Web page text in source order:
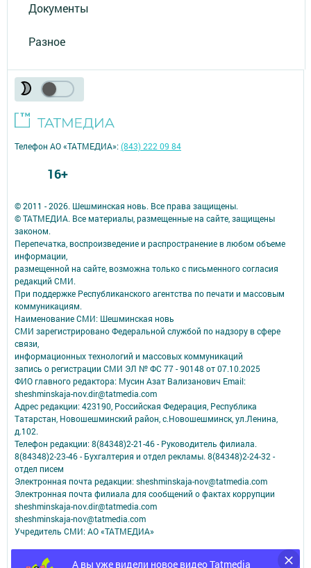
Документы
Разное
А вы уже видели новое видео Tatmedia
© 2011 - 2026. Шешминская новь. Все права защищены.
© ТАТМЕДИА. Все материалы, размещенные на сайте, защищены
законом.
Перепечатка, воспроизведение и распространение в любом объеме
информации,
размещенной на сайте, возможна только с письменного согласия
редакций СМИ.
При поддержке Республиканского агентства по печати и массовым
коммуникациям.
Наименование СМИ: Шешминская новь
СМИ зарегистрировано Федеральной службой по надзору в сфере
связи,
информационных технологий и массовых коммуникаций
запись о регистрации СМИ ЭЛ № ФС 77 - 90148 от 07.10.2025
ФИО главного редактора: Мусин Азат Вализанович Email:
sheshminskaja-nov.dir@tatmedia.com
Адрес редакции: 423190, Российская Федерация, Республика
Татарстан, Новошешминский район, с.Новошешминск, ул.Ленина,
д.102.
Телефон редакции: 8(84348)2-21-46 - Руководитель филиала.
8(84348)2-23-46 - Бухгалтерия и отдел рекламы. 8(84348)2-24-32 -
отдел писем
Электронная почта редакции: sheshminskaja-nov@tatmedia.com
Электронная почта филиала для сообщений о фактах коррупции
sheshminskaja-nov.dir@tatmedia.com
sheshminskaja-nov@tatmedia.com
Учредитель СМИ: АО «ТАТМЕДИА»
Антикоррупционная политика
Телефон АО «ТАТМЕДИА»:(843) 222 09 84
16+